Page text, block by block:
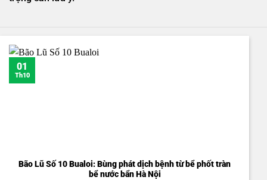
Bão Lũ Số 10 Bualoi: Bùng phát dịch bệnh từ bể phốt tràn
bể nước bẩn Hà Nội
01
Th10